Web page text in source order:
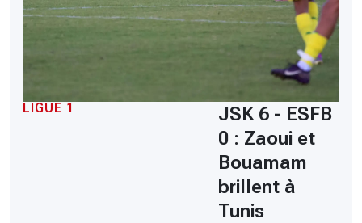
LIGUE 1
JSK 6 - ESFB
0 : Zaoui et
Bouamam
brillent à
Tunis